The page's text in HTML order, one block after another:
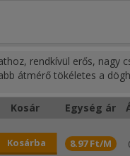
rendkívül erős, nagy
átmérő tökéletes a
Kosár Egység ár
Kosárba 8.97 Ft/M